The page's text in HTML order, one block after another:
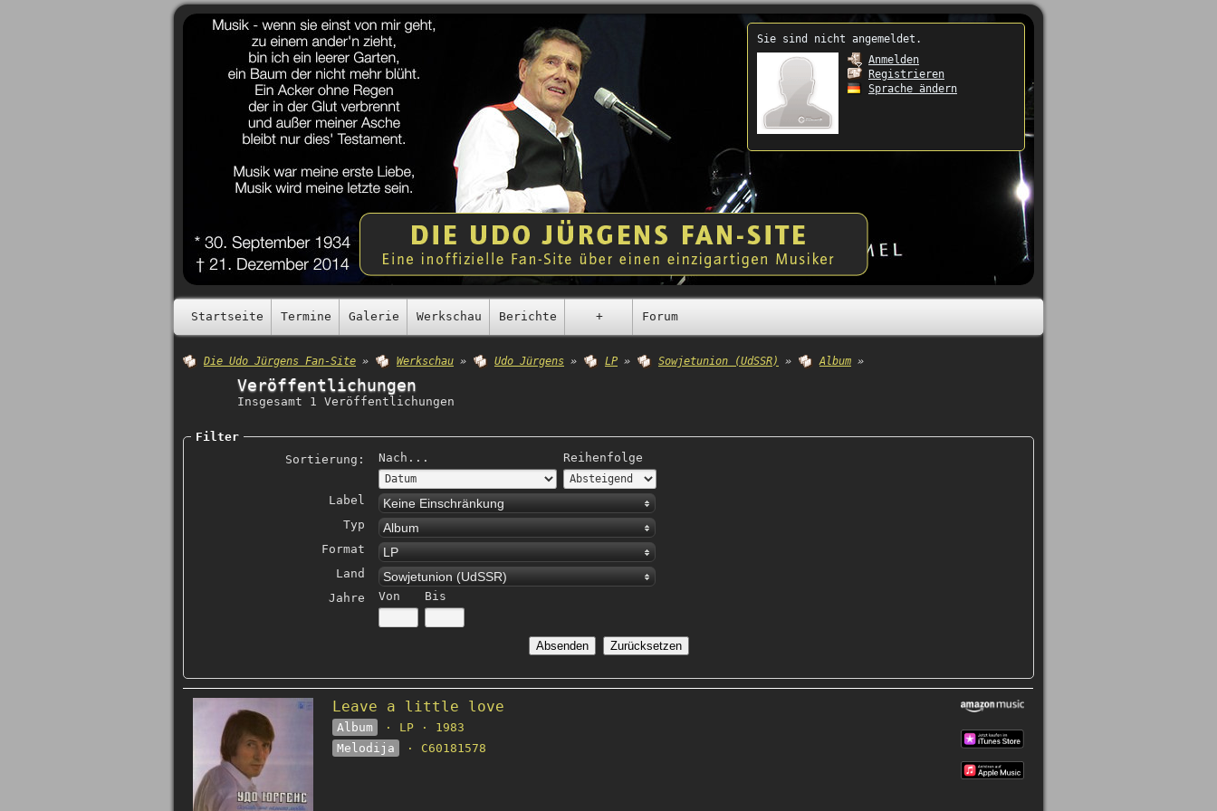
Sie sind nicht angemeldet.
Anmelden
Registrieren
Sprache ändern
Startseite Termine Galerie Werkschau Berichte + Forum
Die Udo Jürgens Fan-Site » Werkschau » Udo Jürgens » LP » Sowjetunion (UdSSR) » Album »
Veröffentlichungen
Insgesamt 1 Veröffentlichungen
Filter
Sortierung:
Nach... Reihenfolge
Label Keine Einschränkung
Typ Album
Format LP
Land Sowjetunion (UdSSR)
Jahre Von Bis
Leave a little love
Album
· LP · 1983
Melodija
· C60181578